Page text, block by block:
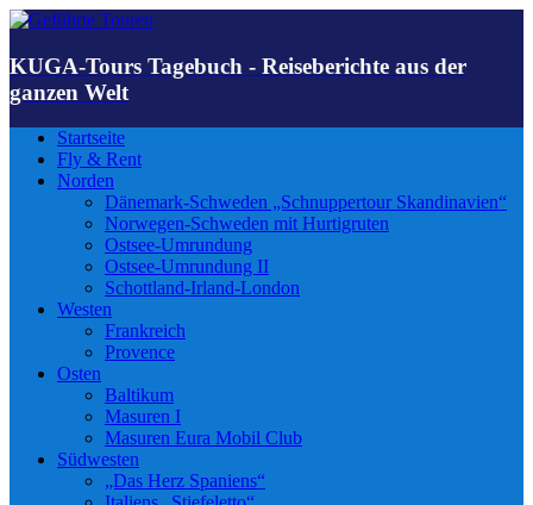
KUGA-Tours Tagebuch - Reiseberichte aus der
ganzen Welt
Startseite
Fly & Rent
Norden
Dänemark-Schweden „Schnuppertour Skandinavien“
Norwegen-Schweden mit Hurtigruten
Ostsee-Umrundung
Ostsee-Umrundung II
Schottland-Irland-London
Westen
Frankreich
Provence
Osten
Baltikum
Masuren I
Masuren Eura Mobil Club
Südwesten
„Das Herz Spaniens“